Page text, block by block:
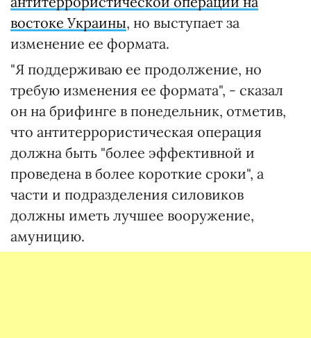
востоке Украины, но выступает за
изменение ее формата.
"Я поддерживаю ее продолжение, но
требую изменения ее формата", - сказал
он на брифинге в понедельник, отметив,
что антитеррористическая операция
должна быть "более эффективной и
проведена в более короткие сроки", а
части и подразделения силовиков
должны иметь лучшее вооружение,
амуницию.